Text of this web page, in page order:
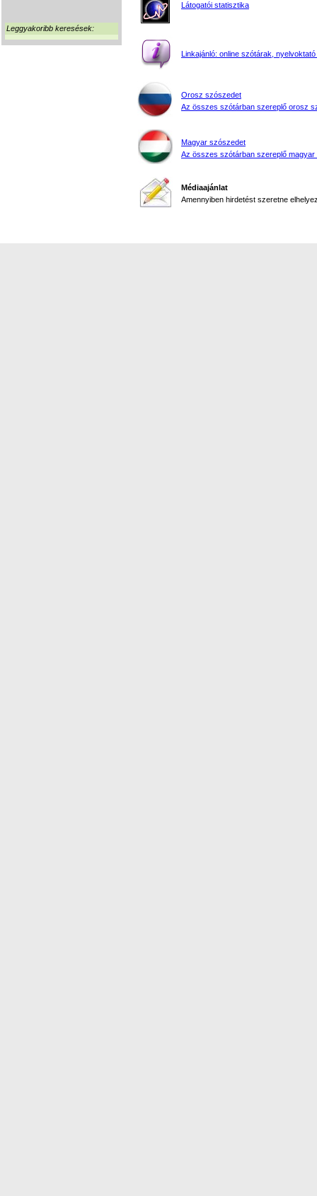
Leggyakoribb keresések:
Látogatói statisztika
Linkajánló: online szótárak, nyelvoktató
Orosz szószedet
Az összes szótárban szereplő orosz
Magyar szószedet
Az összes szótárban szereplő magyar
Médiaajánlat
Amennyiben hirdetést szeretne